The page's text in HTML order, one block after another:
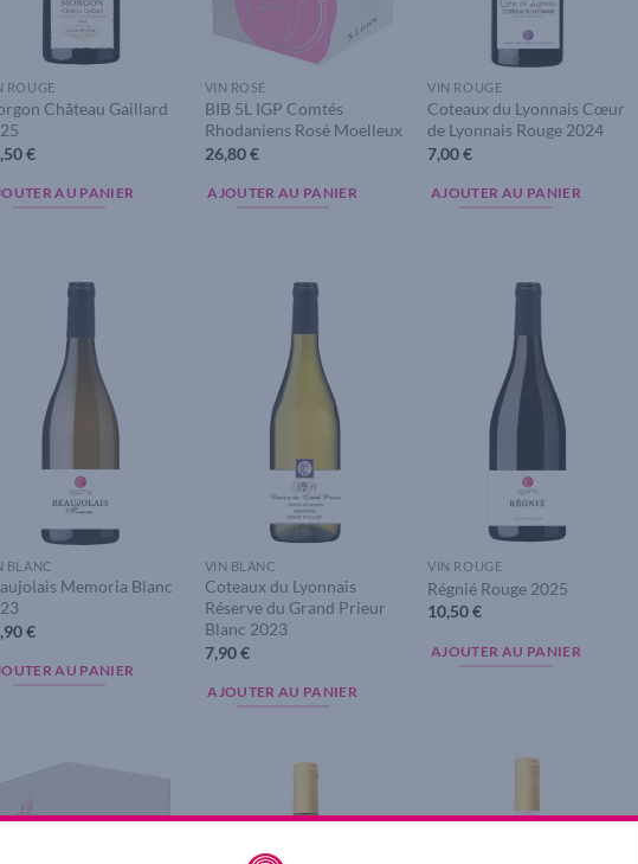
ROUGE
Château Gaillard
€
AU PANIER
VIN ROSÉ
BIB 5L IGP Comtés
Rhodaniens Rosé Moelleux
26,80€
AJOUTER AU PANIER
VIN ROUGE
Coteaux du Lyonnais Cœur
de Lyonnais Rouge 2024
7,00€
AJOUTER AU PANIER
BLANC
Memoria Blanc
€
AU PANIER
VIN BLANC
Coteaux du Lyonnais
Réserve du Grand Prieur
Blanc 2023
7,90€
AJOUTER AU PANIER
VIN ROUGE
Régnié Rouge 2025
10,50€
AJOUTER AU PANIER
Add to
Add to
Add to